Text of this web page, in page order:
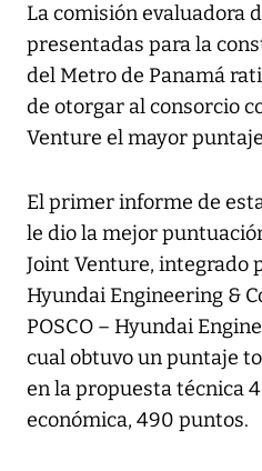
La comisión evaluadora
presentadas para la
del Metro de Panamá
de otorgar al consorcio
Venture el mayor
El primer informe de
le dio la mejor
Joint Venture, integrado
Hyundai Engineering &
POSCO – Hyundai
cual obtuvo un puntaje
en la propuesta técnica
económica, 490 puntos.